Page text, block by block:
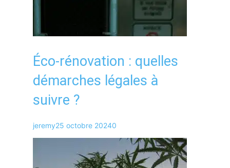
Éco-rénovation : quelles
démarches légales à
suivre ?
jeremy25 octobre 20240